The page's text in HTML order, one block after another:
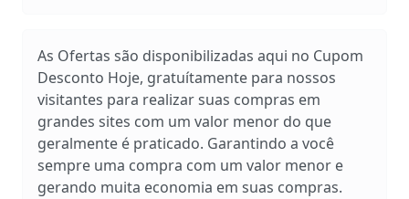
As Ofertas são disponibilizadas aqui no Cupom
Desconto Hoje, gratuítamente para nossos
visitantes para realizar suas compras em
grandes sites com um valor menor do que
geralmente é praticado. Garantindo a você
sempre uma compra com um valor menor e
gerando muita economia em suas compras.